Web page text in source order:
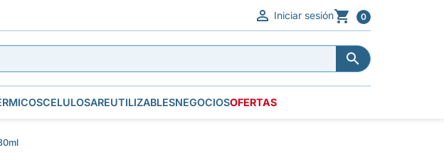
 Iniciar sesión 0


CELULOSAREUTILIZABLESNEGOCIOSOFERTAS